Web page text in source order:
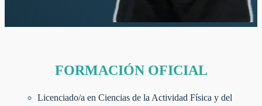
FORMACIÓN OFICIAL
Licenciado/a en Ciencias de la Actividad Física y del